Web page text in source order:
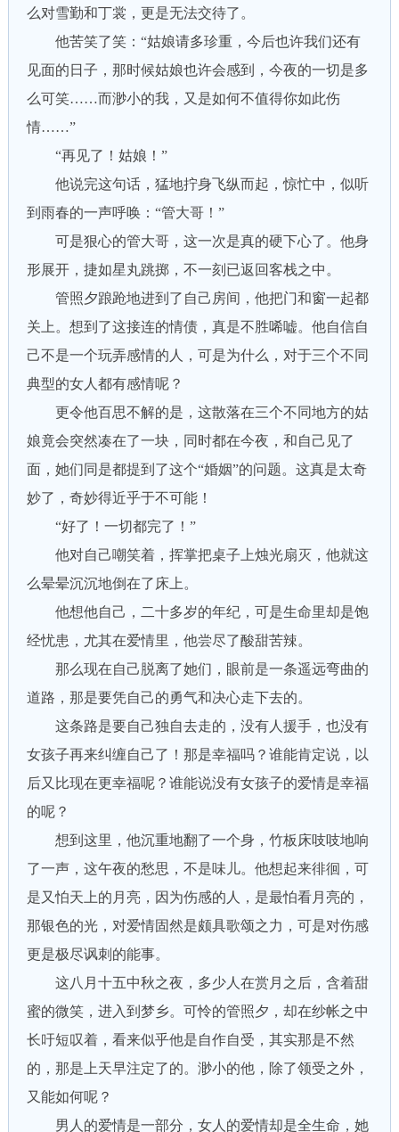
么对雪勤和丁裳，更是无法交待了。
他苦笑了笑：“姑娘请多珍重，今后也许我们还有
见面的日子，那时候姑娘也许会感到，今夜的一切是多
么可笑……而渺小的我，又是如何不值得你如此伤
情……”
“再见了！姑娘！”
他说完这句话，猛地拧身飞纵而起，惊忙中，似听
到雨春的一声呼唤：“管大哥！”
可是狠心的管大哥，这一次是真的硬下心了。他身
形展开，捷如星丸跳掷，不一刻已返回客栈之中。
管照夕踉跄地进到了自己房间，他把门和窗一起都
关上。想到了这接连的情债，真是不胜唏嘘。他自信自
己不是一个玩弄感情的人，可是为什么，对于三个不同
典型的女人都有感情呢？
更令他百思不解的是，这散落在三个不同地方的姑
娘竟会突然凑在了一块，同时都在今夜，和自己见了
面，她们同是都提到了这个“婚姻”的问题。这真是太奇
妙了，奇妙得近乎于不可能！
“好了！一切都完了！”
他对自己嘲笑着，挥掌把桌子上烛光扇灭，他就这
么晕晕沉沉地倒在了床上。
他想他自己，二十多岁的年纪，可是生命里却是饱
经忧患，尤其在爱情里，他尝尽了酸甜苦辣。
那么现在自己脱离了她们，眼前是一条遥远弯曲的
道路，那是要凭自己的勇气和决心走下去的。
这条路是要自己独自去走的，没有人援手，也没有
女孩子再来纠缠自己了！那是幸福吗？谁能肯定说，以
后又比现在更幸福呢？谁能说没有女孩子的爱情是幸福
的呢？
想到这里，他沉重地翻了一个身，竹板床吱吱地响
了一声，这午夜的愁思，不是味儿。他想起来徘徊，可
是又怕天上的月亮，因为伤感的人，是最怕看月亮的，
那银色的光，对爱情固然是颇具歌颂之力，可是对伤感
更是极尽讽刺的能事。
这八月十五中秋之夜，多少人在赏月之后，含着甜
蜜的微笑，进入到梦乡。可怜的管照夕，却在纱帐之中
长吁短叹着，看来似乎他是自作自受，其实那是不然
的，那是上天早注定了的。渺小的他，除了领受之外，
又能如何呢？
男人的爱情是一部分，女人的爱情却是全生命，她